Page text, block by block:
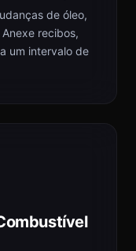
de óleo,
recibos,
um intervalo de